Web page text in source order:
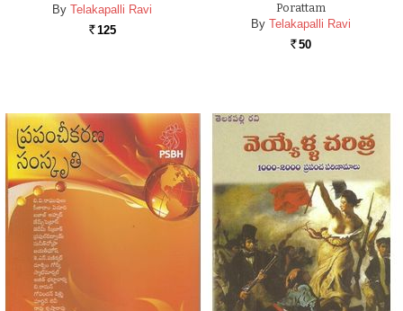
By Telakapalli Ravi
Rs. 125
Porattam
By Telakapalli Ravi
Rs. 50